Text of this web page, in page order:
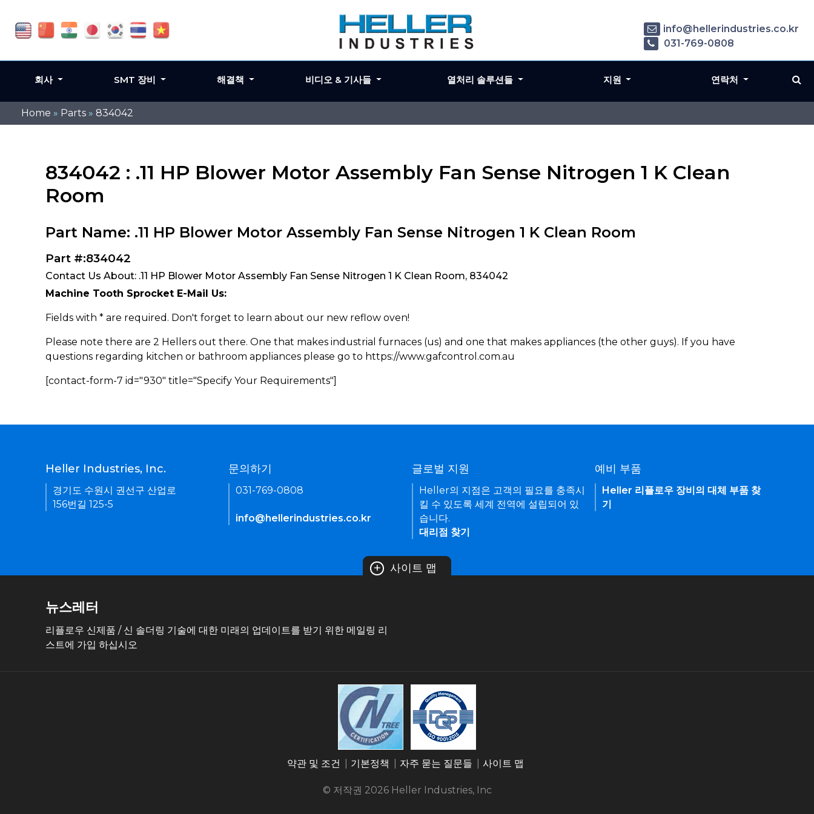
Home » Parts » 834042
834042 : .11 HP Blower Motor Assembly Fan Sense Nitrogen 1 K Clean
Room
Part Name: .11 HP Blower Motor Assembly Fan Sense Nitrogen 1 K Clean Room
Part #:834042
Contact Us About: .11 HP Blower Motor Assembly Fan Sense Nitrogen 1 K Clean Room, 834042
Machine Tooth Sprocket E-Mail Us:
Fields with * are required. Don't forget to learn about our new reflow oven!
Please note there are 2 Hellers out there. One that makes industrial furnaces (us) and one that makes appliances (the other guys). If you have
questions regarding kitchen or bathroom appliances please go to https://www.gafcontrol.com.au
[contact-form-7 id="930" title="Specify Your Requirements"]
info@hellerindustries.co.kr
031-769-0808
회사 SMT 장비 해결책 비디오 & 기사들 열처리 솔루션들 지원 연락처
Heller Industries, Inc.
경기도 수원시 권선구 산업로
156번길 125-5
문의하기
031-769-0808
info@hellerindustries.co.kr
글로벌 지원
Heller의 지점은 고객의 필요를 충족시
킬 수 있도록 세계 전역에 설립되어 있
습니다.
대리점 찾기
예비 부품
Heller 리플로우 장비의 대체 부품 찾
기
+ 사이트 맵
뉴스레터
리플로우 신제품 / 신 솔더링 기술에 대한 미래의 업데이트를 받기 위한 메일링 리
스트에 가입 하십시오
약관 및 조건 기본정책 자주 묻는 질문들 사이트 맵
© 저작권 2026 Heller Industries, Inc